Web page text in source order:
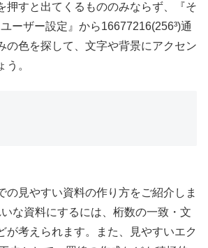
押すと出てくるもののみならず、『そ
ーザー設定』から16677216(256³)通
の色を探して、文字や背景にアクセン
う。
の見やすい資料の作り方をご紹介しま
な資料にするには、桁数の一致・文
が考えられます。また、見やすいエク